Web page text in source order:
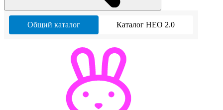
Общий каталог Каталог НЕО 2.0